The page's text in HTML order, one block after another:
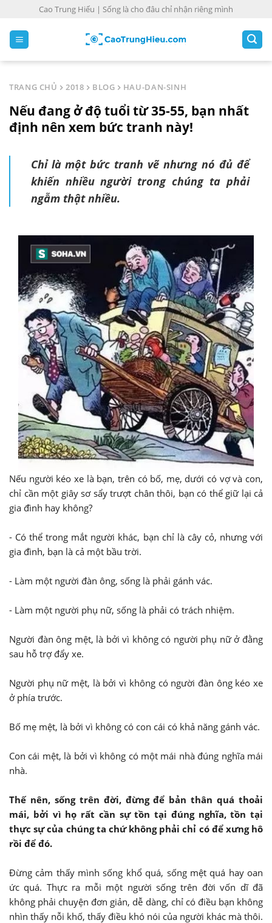
Cao Trung Hiếu | Sống là cho đâu chỉ nhận riêng mình
TRANG CHỦ 2018 BLOG HAU-DAN-SINH
Nếu đang ở độ tuổi từ 35-55, bạn nhất
định nên xem bức tranh này!
Chỉ là một bức tranh vẽ nhưng nó đủ để
khiến nhiều người trong chúng ta phải
ngẫm thật nhiều.
Nếu người kéo xe là bạn, trên có bố, mẹ, dưới có vợ và con,
chỉ cần một giây sơ sẩy trượt chân thôi, bạn có thể giữ lại cả
gia đình hay không?
- Có thể trong mắt người khác, bạn chỉ là cây cỏ, nhưng với
gia đình, bạn là cả một bầu trời.
- Làm một người đàn ông, sống là phải gánh vác.
- Làm một người phụ nữ, sống là phải có trách nhiệm.
Người đàn ông mệt, là bởi vì không có người phụ nữ ở đằng
sau hỗ trợ đẩy xe.
Người phụ nữ mệt, là bởi vì không có người đàn ông kéo xe
ở phía trước.
Bố mẹ mệt, là bởi vì không có con cái có khả năng gánh vác.
Con cái mệt, là bởi vì không có một mái nhà đúng nghĩa mái
nhà.
Thế nên, sống trên đời, đừng để bản thân quá thoải
mái, bởi vì họ rất cần sự tồn tại đúng nghĩa, tồn tại
thực sự của chúng ta chứ không phải chỉ có để xưng hô
rồi để đó.
Đừng cảm thấy mình sống khổ quá, sống mệt quá hay oan
ức quá. Thực ra mỗi một người sống trên đời vốn dĩ đã
không phải chuyện đơn giản, dễ dàng, chỉ có điều bạn không
nhìn thấy nỗi khố, thấy điều khó nói của người khác mà thôi.